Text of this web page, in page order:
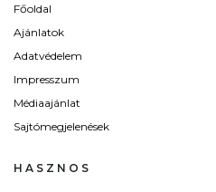
Főoldal
Ajánlatok
Adatvédelem
Impresszum
Médiaajánlat
Sajtómegjelenések
HASZNOS